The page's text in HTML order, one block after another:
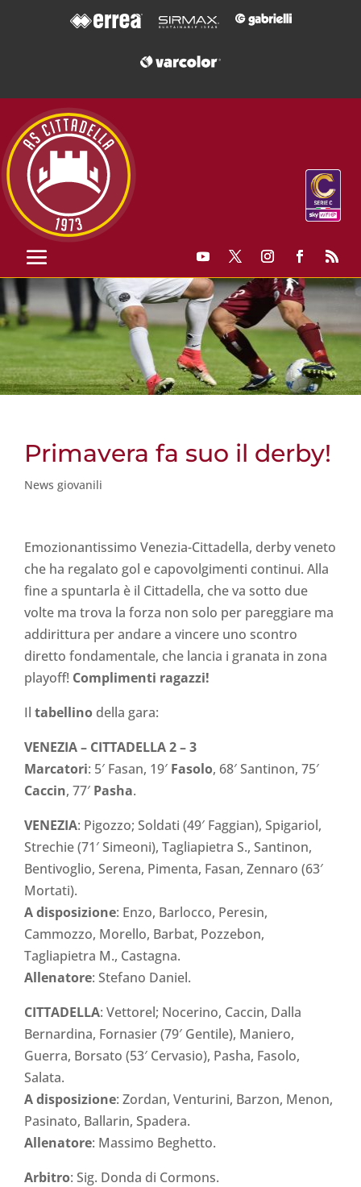
Primavera fa suo il derby!
News giovanili
Emozionantissimo Venezia-Cittadella, derby veneto
che ha regalato gol e capovolgimenti continui. Alla
fine a spuntarla è il Cittadella, che va sotto due
volte ma trova la forza non solo per pareggiare ma
addirittura per andare a vincere uno scontro
diretto fondamentale, che lancia i granata in zona
playoff! Complimenti ragazzi!
Il tabellino della gara:
VENEZIA – CITTADELLA 2 – 3
Marcatori: 5′ Fasan, 19′ Fasolo, 68′ Santinon, 75′
Caccin, 77′ Pasha.
VENEZIA: Pigozzo; Soldati (49′ Faggian), Spigariol,
Strechie (71′ Simeoni), Tagliapietra S., Santinon,
Bentivoglio, Serena, Pimenta, Fasan, Zennaro (63′
Mortati).
A disposizione: Enzo, Barlocco, Peresin,
Cammozzo, Morello, Barbat, Pozzebon,
Tagliapietra M., Castagna.
Allenatore: Stefano Daniel.
CITTADELLA: Vettorel; Nocerino, Caccin, Dalla
Bernardina, Fornasier (79′ Gentile), Maniero,
Guerra, Borsato (53′ Cervasio), Pasha, Fasolo,
Salata.
A disposizione: Zordan, Venturini, Barzon, Menon,
Pasinato, Ballarin, Spadera.
Allenatore: Massimo Beghetto.
Arbitro: Sig. Donda di Cormons.